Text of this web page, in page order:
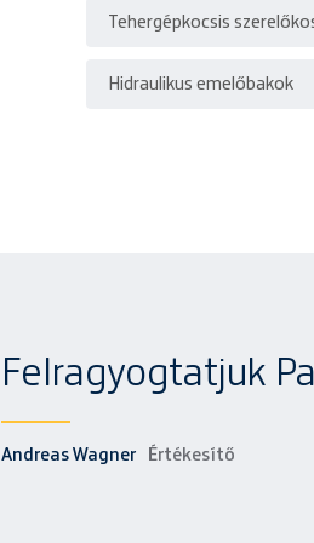
Tehergépkocsis
Hidraulikus emelőbakok
Felragyogtatjuk
Andreas Wagner Értékesítő